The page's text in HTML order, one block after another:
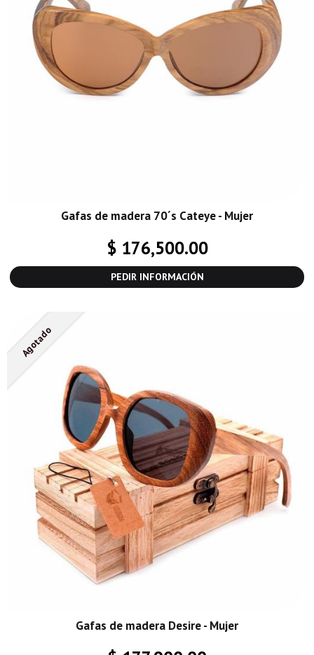
Gafas de madera 70´s Cateye - Mujer
$ 176,500.00
PEDIR INFORMACIÓN
Agotado
Gafas de madera Desire - Mujer